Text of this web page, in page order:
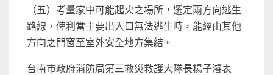
（五）考量家中可能起火之場所，選定兩方向逃生
路線，俾利當主要出入口無法逃生時，能經由其他
方向之門窗至室外安全地方集結。
台南市政府消防局第三救災救護大隊長楊子濬表